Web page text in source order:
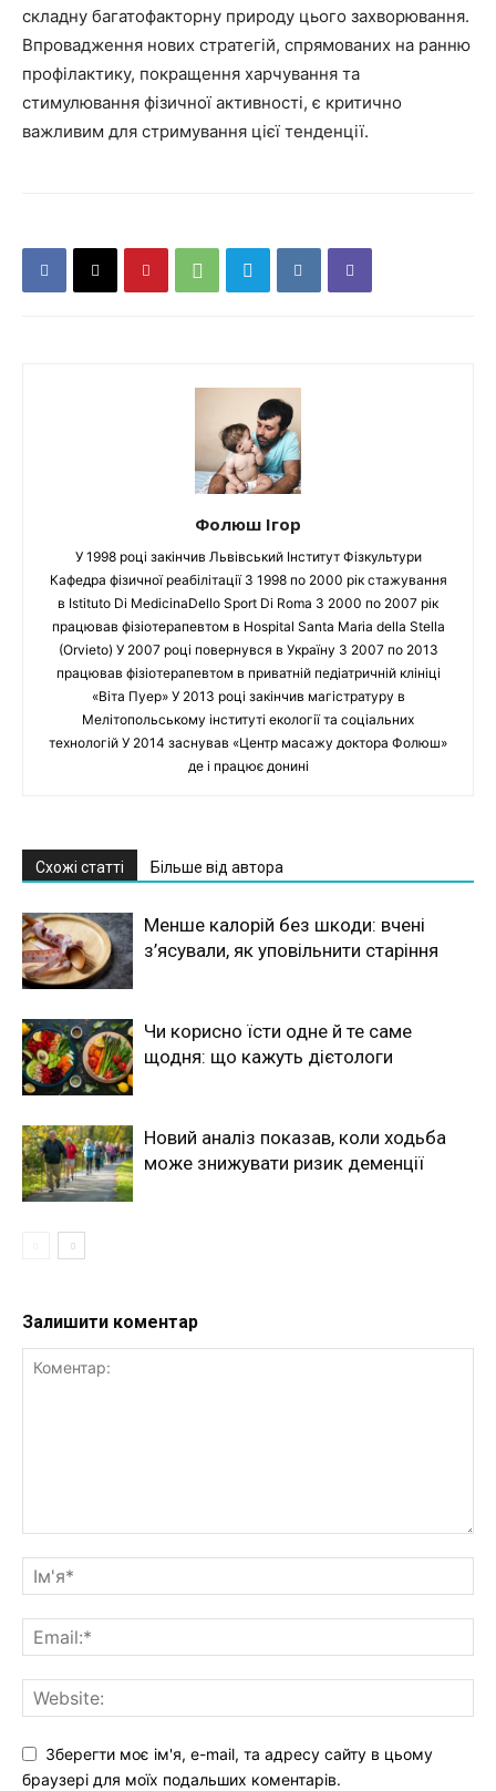
складну багатофакторну природу цього захворювання.
Впровадження нових стратегій, спрямованих на ранню
профілактику, покращення харчування та
стимулювання фізичної активності, є критично
важливим для стримування цієї тенденції.
Фолюш Ігор
У 1998 році закінчив Львівський Інститут Фізкультури
Кафедра фізичної реабілітації З 1998 по 2000 рік стажування
в Istituto Di MedicinaDello Sport Di Roma З 2000 по 2007 рік
працював фізіотерапевтом в Hospital Santa Maria della Stella
(Orvieto) У 2007 році повернувся в Україну З 2007 по 2013
працював фізіотерапевтом в приватній педіатричній клініці
«Віта Пуер» У 2013 році закінчив магістратуру в
Мелітопольському інституті екології та соціальних
технологій У 2014 заснував «Центр масажу доктора Фолюш»
де і працює донині
Схожі статті Більше від автора
Менше калорій без шкоди: вчені
з’ясували, як уповільнити старіння
Чи корисно їсти одне й те саме
щодня: що кажуть дієтологи
Новий аналіз показав, коли ходьба
може знижувати ризик деменції
Залишити коментар
Зберегти моє ім'я, e-mail, та адресу сайту в цьому
браузері для моїх подальших коментарів.